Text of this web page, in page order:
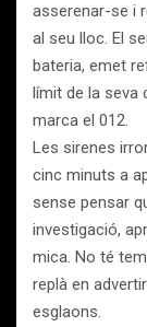
asserenar-se i
al seu lloc. El
bateria, emet
límit de la seva
marca el 012.
Les sirenes
cinc minuts a
sense pensar
investigació,
mica. No té
replà en
esglaons.